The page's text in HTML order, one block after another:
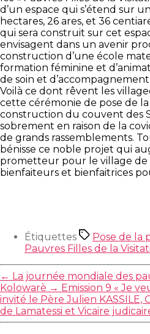
d’un espace qui s’étend sur
hectares, 26 ares, et 36
qui sera construit sur cet
envisagent dans un avenir
construction d’une école
formation féminine et
de soin et
Voilà ce dont rêvent les
cette cérémonie de pose de
construction du couvent des
sobrement en raison de la
de grands rassemblements.
bénisse ce noble projet qui
prometteur pour le village de
bienfaiteurs et bienfaitrices
Étiquettes
Pose de la
Pauvres Filles de la
← La journée mondiale des
Kolowarè → Emission 9 « Je
invité le Père Julien KASSILE,
de Lamatessi et Vicaire